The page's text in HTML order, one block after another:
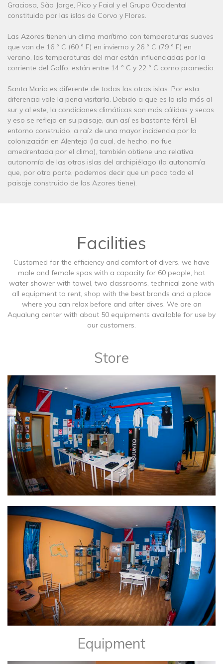
Graciosa, São Jorge, Pico y Faial y el Grupo Occidental
constituido por las islas de Corvo y Flores.
Las Azores tienen un clima marítimo con temperaturas suaves
que van de 16 º C (60 º F) en invierno y 26 º C (79 º F) en
verano, las temperaturas del mar están influenciadas por la
corriente del Golfo, están entre 14 º C y 22 º C como promedio.
Santa Maria es diferente de todas las otras islas. Por esta
diferencia vale la pena visitarla. Debido a que es la isla más al
sur y al este, la condiciones climáticas son más cálidas y secas
y eso se refleja en su paisaje, aun así es bastante fértil. El
entorno construido, a raíz de una mayor incidencia por la
colonización en Alentejo (la cual, de hecho, no fue
amedrentada por el clima), también obtiene una relativa
autonomía de las otras islas del archipiélago (la autonomía
que, por otra parte, podemos decir que un poco todo el
paisaje construido de las Azores tiene).
Facilities
Customed for the efficiency and comfort of divers, we have
male and female spas with a capacity for 60 people, hot
water shower with towel, two classrooms, technical zone with
all equipment to rent, shop with the best brands and a place
where you can relax before and after dives. We are an
Aqualung center with about 50 equipments available for use by
our customers.
Store
Equipment